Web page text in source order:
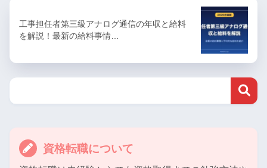
工事担任者第三級アナログ通信の年収と給料
を解説！最新の給料事情…
資格転職について